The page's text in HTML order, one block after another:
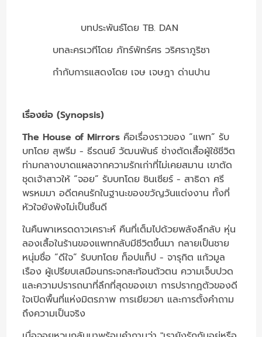
บทประพันธ์โดย TB. DAN
บทละครเวทีโดย ภัทร์พัทร์ศร วริศราภูริชา
กำกับการแสดงโดย เจษ เจษฎา ด่านปาน
เรื่องย่อ (Synopsis)
The House of Mirrors คือเรื่องราวของ “แพท” รับ
บทโดย สุพรีม - ธีรดนย์ วัฒนพันธ์ ช่างตัดเสื้อผู้ใช้ชีวิต
ท่ามกลางบาดแผลจากความรักเก่าที่ไม่เคยสมาน เขาตัด
ชุดเจ้าสาวให้ “จอย” รับบทโดย ซินเซียร์ - สาธิดา ศรี
พรหมมา อดีตคนรักในฐานะของขวัญวันแต่งงาน ทั้งที่
หัวใจยังพังไม่เป็นชิ้นดี
ในคืนพาเหรดดาวเคราะห์ คืนที่เต็มไปด้วยพลังลึกลับ หุ่น
ลองเสื้อในร้านของแพทกลับมีชีวิตขึ้นมา กลายเป็นชาย
หนุ่มชื่อ “ดีใจ” รับบทโดย ท็อปแท็ป - จารุกิต แก้วมูล
เรือง ผู้เปรียบเสมือนกระจกสะท้อนตัวตน ความเจ็บปวด
และความปรารถนาที่ลึกที่สุดของเขา การปรากฏตัวของดี
ใจเปิดพื้นที่แห่งมิตรภาพ การเยียวยา และการตั้งคำถาม
ถึงความเป็นจริง